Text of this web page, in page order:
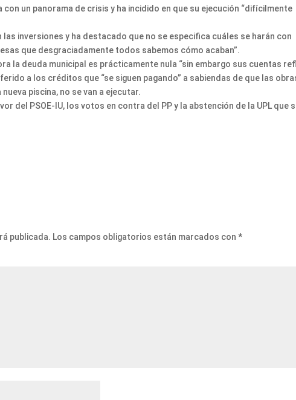
un panorama de crisis y ha incidido en que su ejecución “difícilmente
inversiones y ha destacado que no se especifica cuáles se harán con
que desgraciadamente todos sabemos cómo acaban”.
la deuda municipal es prácticamente nula “sin embargo sus cuentas
a los créditos que “se siguen pagando” a sabiendas de que las
piscina, no se van a ejecutar.
del PSOE-IU, los votos en contra del PP y la abstención de la UPL que
publicada. Los campos obligatorios están marcados con*